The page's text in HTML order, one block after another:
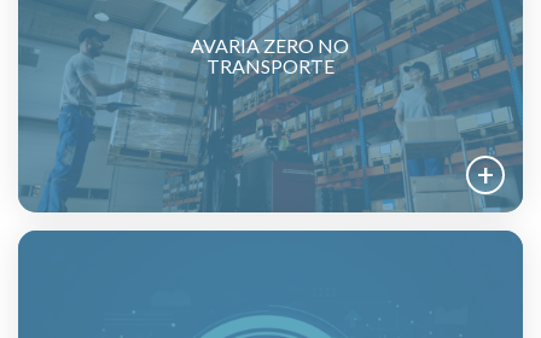
AVARIA ZERO NO
TRANSPORTE